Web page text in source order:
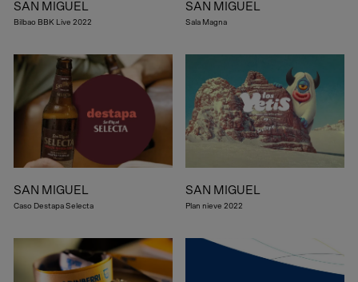
SAN MIGUEL
Bilbao BBK Live 2022
SAN MIGUEL
Sala Magna
SAN MIGUEL
Caso Destapa Selecta
SAN MIGUEL
Plan nieve 2022